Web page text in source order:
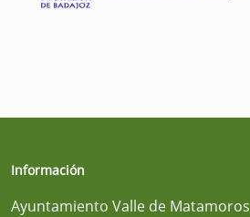
Información
Ayuntamiento Valle de Matamoros